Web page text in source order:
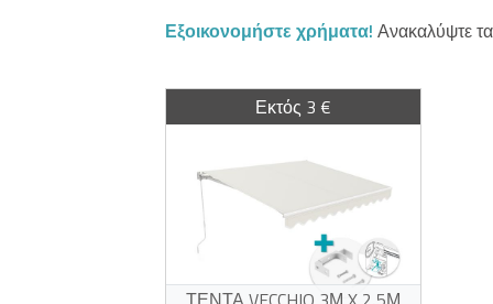
Εξοικονομήστε χρήματα! Ανακαλύψτε
Εκτός 3 €